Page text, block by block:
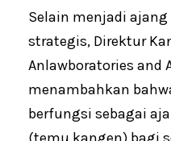
Selain menjadi
strategis, Direktur
Anlawboratories and
menambahkan
berfungsi sebagai